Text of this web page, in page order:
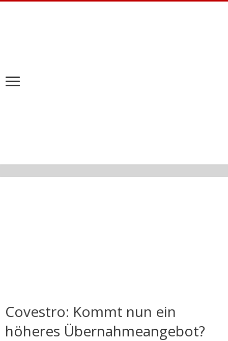
Covestro: Kommt nun ein
höheres Übernahmeangebot?